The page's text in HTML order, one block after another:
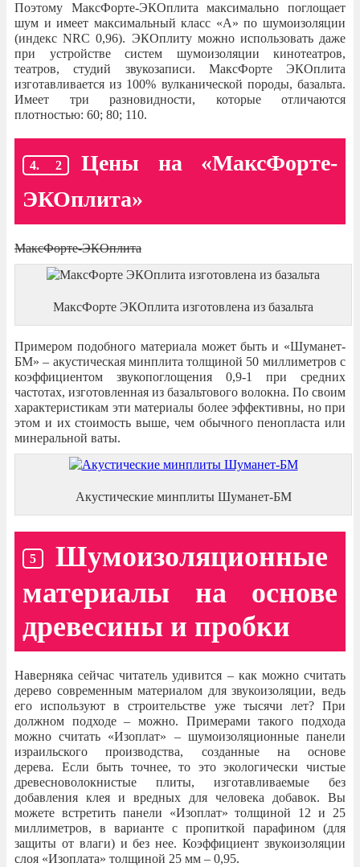
Поэтому МаксФорте-ЭКОплита максимально поглощает
шум и имеет максимальный класс «А» по шумоизоляции
(индекс NRC 0,96). ЭКОплиту можно использовать даже
при устройстве систем шумоизоляции кинотеатров,
театров, студий звукозаписи. МаксФорте ЭКОплита
изготавливается из 100% вулканической породы, базальта.
Имеет три разновидности, которые отличаются
плотностью: 60; 80; 110.
Цены на «МаксФорте-
ЭКОплита»
МаксФорте-ЭКОплита
МаксФорте ЭКОплита изготовлена из базальта
Примером подобного материала может быть и «Шуманет-
БМ» – акустическая минплита толщиной 50 миллиметров с
коэффициентом звукопоглощения 0,9-1 при средних
частотах, изготовленная из базальтового волокна. По своим
характеристикам эти материалы более эффективны, но при
этом и их стоимость выше, чем обычного пенопласта или
минеральной ваты.
Акустические минплиты Шуманет-БМ
Шумоизоляционные
материалы на основе
древесины и пробки
Наверняка сейчас читатель удивится – как можно считать
дерево современным материалом для звукоизоляции, ведь
его используют в строительстве уже тысячи лет? При
должном подходе – можно. Примерами такого подхода
можно считать «Изоплат» – шумоизоляционные панели
израильского производства, созданные на основе
дерева. Если быть точнее, то это экологически чистые
древесноволокнистые плиты, изготавливаемые без
добавления клея и вредных для человека добавок. Вы
можете встретить панели «Изоплат» толщиной 12 и 25
миллиметров, в варианте с пропиткой парафином (для
защиты от влаги) и без нее. Коэффициент звукоизоляции
слоя «Изоплата» толщиной 25 мм – 0,95.